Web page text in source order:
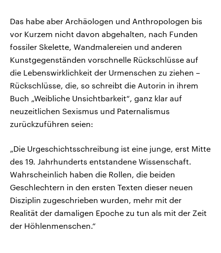
Das habe aber Archäologen und Anthropologen bis
vor Kurzem nicht davon abgehalten, nach Funden
fossiler Skelette, Wandmalereien und anderen
Kunstgegenständen vorschnelle Rückschlüsse auf
die Lebenswirklichkeit der Urmenschen zu ziehen –
Rückschlüsse, die, so schreibt die Autorin in ihrem
Buch „Weibliche Unsichtbarkeit“, ganz klar auf
neuzeitlichen Sexismus und Paternalismus
zurückzuführen seien:
„Die Urgeschichtsschreibung ist eine junge, erst Mitte
des 19. Jahrhunderts entstandene Wissenschaft.
Wahrscheinlich haben die Rollen, die beiden
Geschlechtern in den ersten Texten dieser neuen
Disziplin zugeschrieben wurden, mehr mit der
Realität der damaligen Epoche zu tun als mit der Zeit
der Höhlenmenschen.“